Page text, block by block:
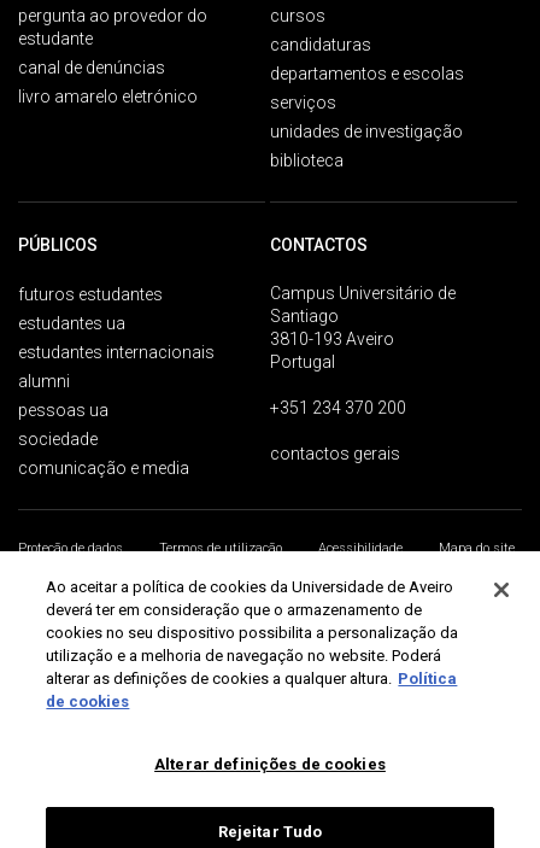
pergunta ao provedor do
estudante
canal de denúncias
livro amarelo eletrónico
cursos
candidaturas
departamentos e escolas
serviços
unidades de investigação
biblioteca
PÚBLICOS
futuros estudantes
estudantes ua
estudantes internacionais
alumni
pessoas ua
sociedade
comunicação e media
CONTACTOS
Campus Universitário de
Santiago
3810-193 Aveiro
Portugal
+351 234 370 200
contactos gerais
Proteção de dados Termos de utilização Acessibilidade
Mapa do site
Universidade de Aveiro 2026
Ao aceitar a política de cookies da Universidade de Aveiro
deverá ter em consideração que o armazenamento de
cookies no seu dispositivo possibilita a personalização da
utilização e a melhoria de navegação no website. Poderá
alterar as definições de cookies a qualquer altura. Política
de cookies
Alterar definições de cookies
Rejeitar Tudo